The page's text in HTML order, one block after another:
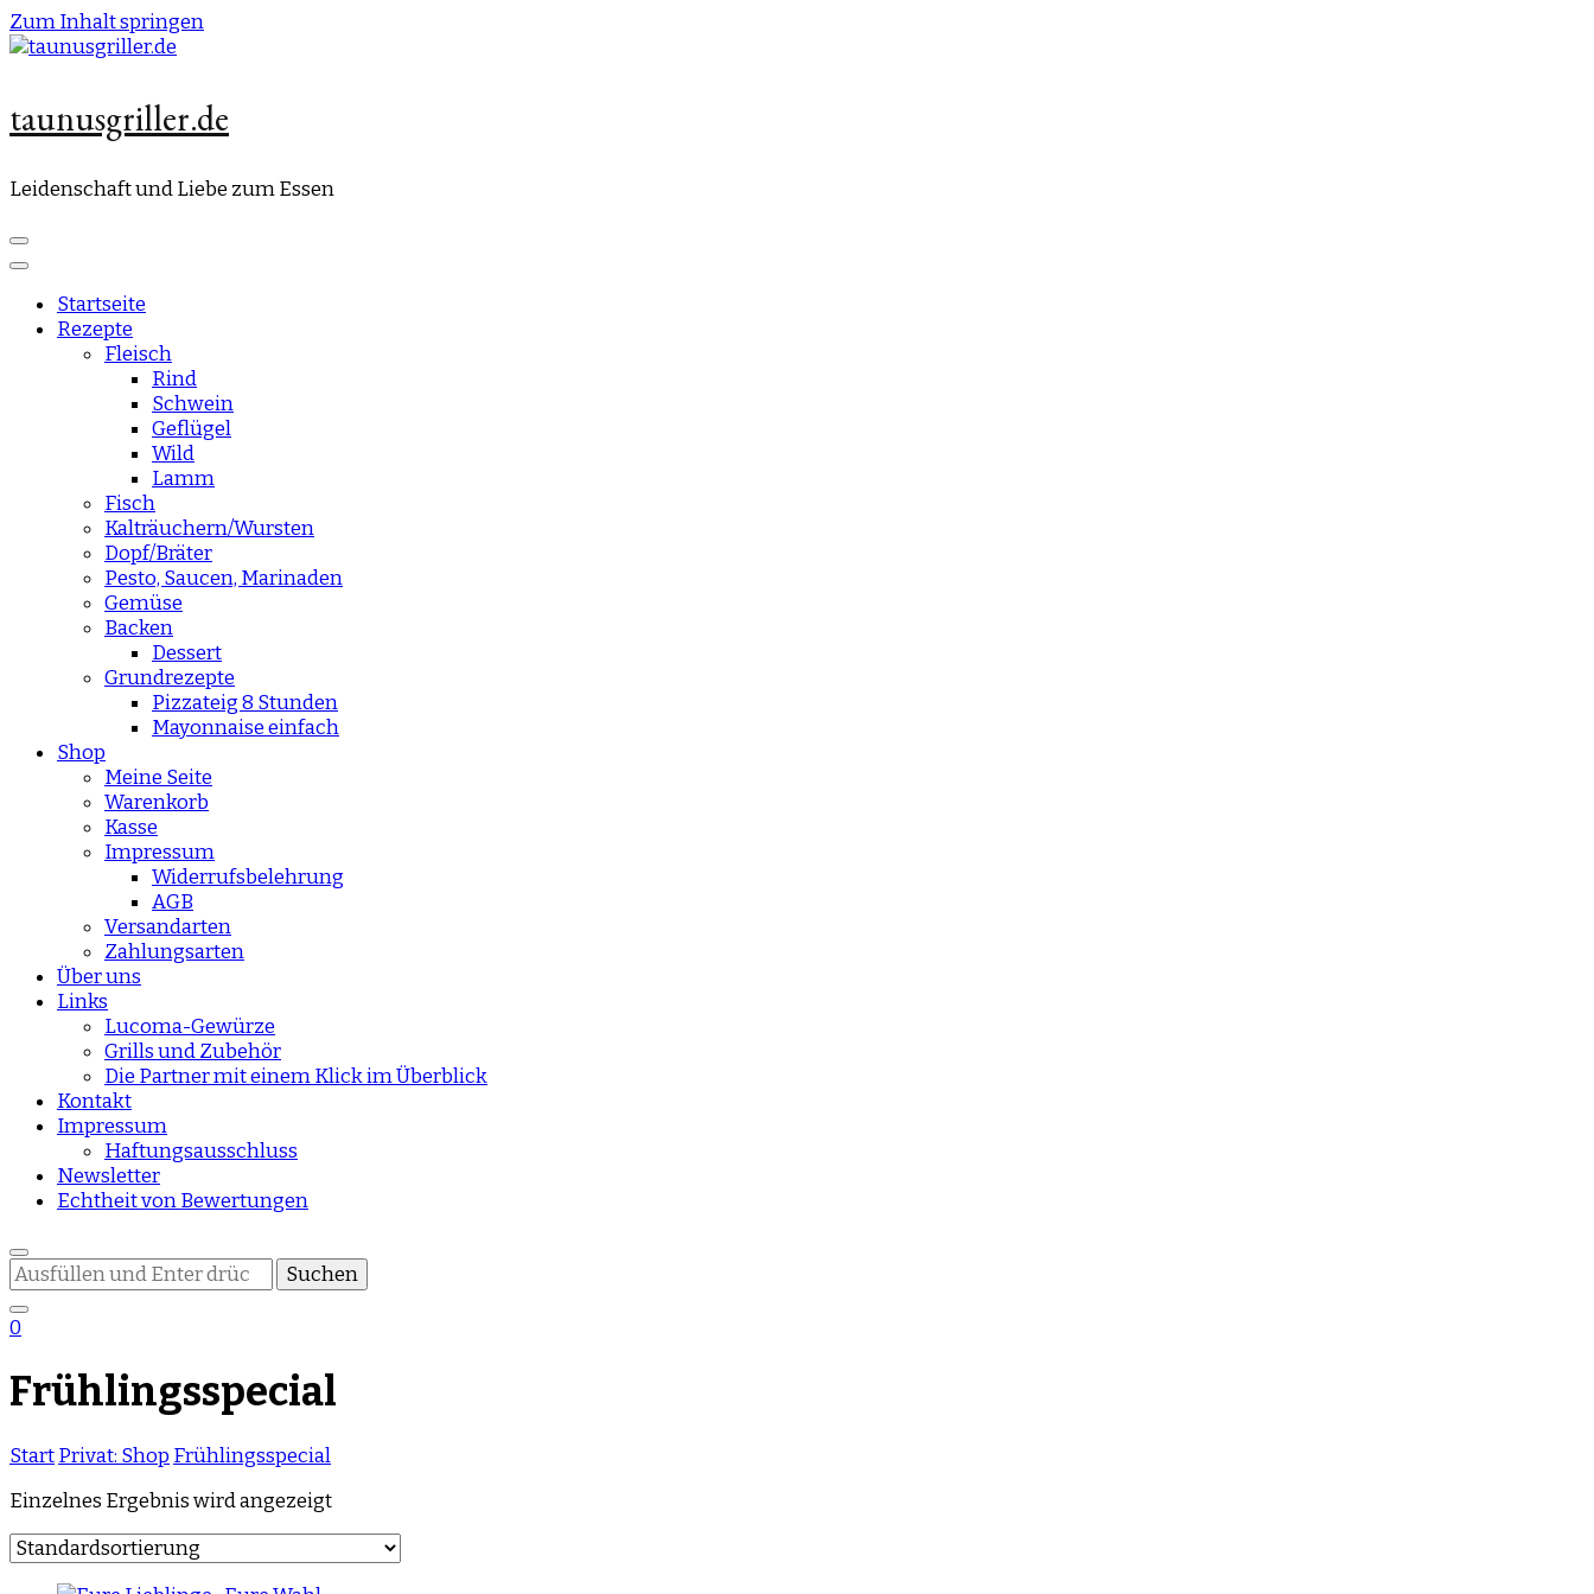
Zum Inhalt springen
taunusgriller.de
Leidenschaft und Liebe zum Essen
Startseite
Rezepte
Fleisch
Rind
Schwein
Geflügel
Wild
Lamm
Fisch
Kalträuchern/Wursten
Dopf/Bräter
Pesto, Saucen, Marinaden
Gemüse
Backen
Dessert
Grundrezepte
Pizzateig 8 Stunden
Mayonnaise einfach
Shop
Meine Seite
Warenkorb
Kasse
Impressum
Widerrufsbelehrung
AGB
Versandarten
Zahlungsarten
Über uns
Links
Lucoma-Gewürze
Grills und Zubehör
Die Partner mit einem Klick im Überblick
Kontakt
Impressum
Haftungsausschluss
Newsletter
Echtheit von Bewertungen
Suchst
du
nach
etwas?
0
Frühlingsspecial
StartPrivat: Shop Frühlingsspecial
Einzelnes Ergebnis wird angezeigt